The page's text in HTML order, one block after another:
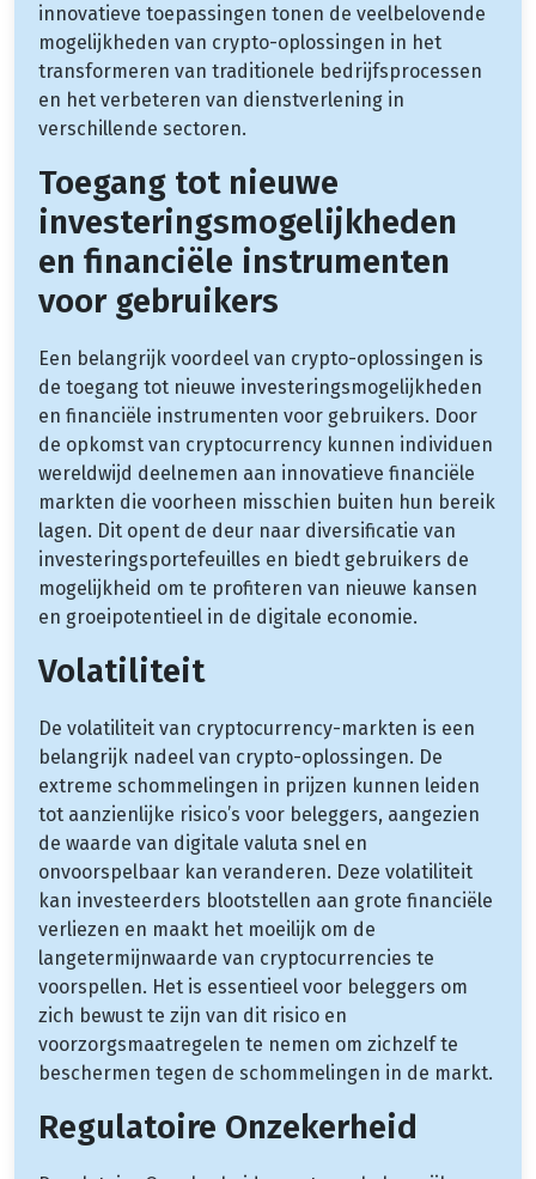
innovatieve toepassingen tonen de veelbelovende
mogelijkheden van crypto-oplossingen in het
transformeren van traditionele bedrijfsprocessen
en het verbeteren van dienstverlening in
verschillende sectoren.
Toegang tot nieuwe
investeringsmogelijkheden
en financiële instrumenten
voor gebruikers
Een belangrijk voordeel van crypto-oplossingen is
de toegang tot nieuwe investeringsmogelijkheden
en financiële instrumenten voor gebruikers. Door
de opkomst van cryptocurrency kunnen individuen
wereldwijd deelnemen aan innovatieve financiële
markten die voorheen misschien buiten hun bereik
lagen. Dit opent de deur naar diversificatie van
investeringsportefeuilles en biedt gebruikers de
mogelijkheid om te profiteren van nieuwe kansen
en groeipotentieel in de digitale economie.
Volatiliteit
De volatiliteit van cryptocurrency-markten is een
belangrijk nadeel van crypto-oplossingen. De
extreme schommelingen in prijzen kunnen leiden
tot aanzienlijke risico’s voor beleggers, aangezien
de waarde van digitale valuta snel en
onvoorspelbaar kan veranderen. Deze volatiliteit
kan investeerders blootstellen aan grote financiële
verliezen en maakt het moeilijk om de
langetermijnwaarde van cryptocurrencies te
voorspellen. Het is essentieel voor beleggers om
zich bewust te zijn van dit risico en
voorzorgsmaatregelen te nemen om zichzelf te
beschermen tegen de schommelingen in de markt.
Regulatoire Onzekerheid